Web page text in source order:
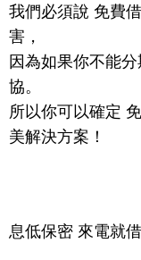
我們必須說 免費
害，
因為如果你不能
協。
所以你可以確定
美解決方案！
息低保密 來電就